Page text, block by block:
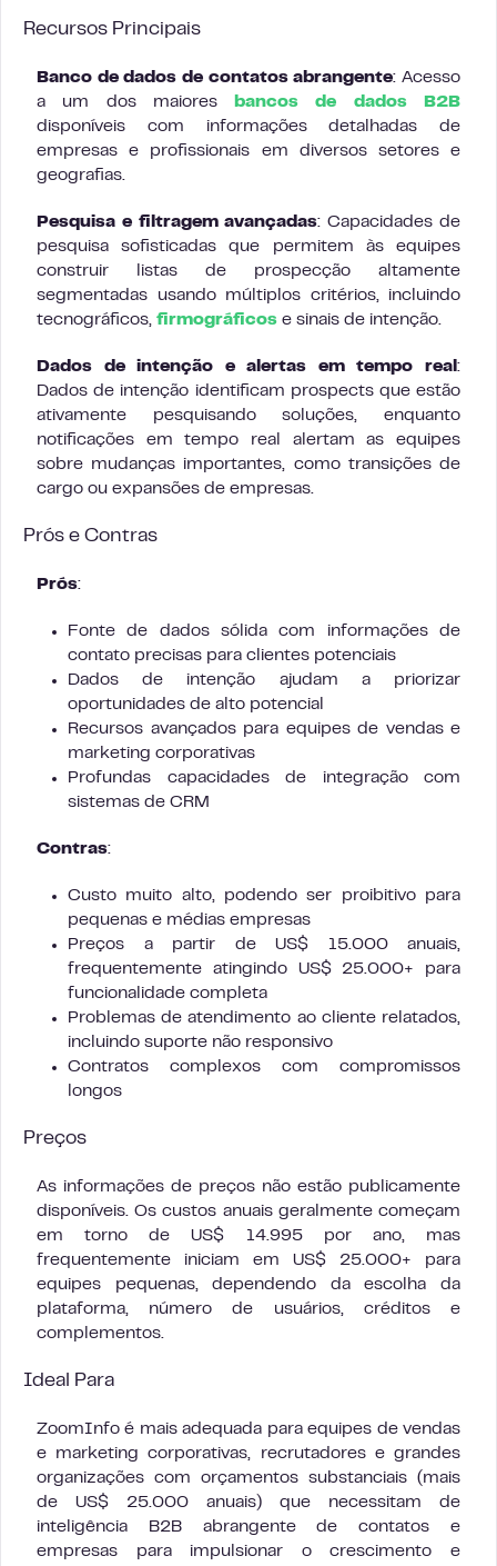
Recursos Principais
Banco de dados de contatos abrangente: Acesso
a um dos maiores
bancos de dados B2B
disponíveis com informações detalhadas de
empresas e profissionais em diversos setores e
geografias.
Pesquisa e filtragem avançadas: Capacidades de
pesquisa sofisticadas que permitem às equipes
construir listas de prospecção altamente
segmentadas usando múltiplos critérios, incluindo
tecnográficos, firmográficos e sinais de intenção.
Dados de intenção e alertas em tempo real :
Dados de intenção identificam prospects que estão
ativamente pesquisando soluções, enquanto
notificações em tempo real alertam as equipes
sobre mudanças importantes, como transições de
cargo ou expansões de empresas.
Prós e Contras
Prós:
Fonte de dados sólida com informações de
contato precisas para clientes potenciais
Dados de intenção ajudam a priorizar
oportunidades de alto potencial
Recursos avançados para equipes de vendas e
marketing corporativas
Profundas capacidades de integração com
sistemas de CRM
Contras:
Custo muito alto, podendo ser proibitivo para
pequenas e médias empresas
Preços a partir de US$ 15.000 anuais,
frequentemente atingindo US$ 25.000+ para
funcionalidade completa
Problemas de atendimento ao cliente relatados,
incluindo suporte não responsivo
Contratos complexos com compromissos
longos
Preços
As informações de preços não estão publicamente
disponíveis. Os custos anuais geralmente começam
em torno de US$ 14.995 por ano, mas
frequentemente iniciam em US$ 25.000+ para
equipes pequenas, dependendo da escolha da
plataforma, número de usuários, créditos e
complementos.
Ideal Para
ZoomInfo é mais adequada para equipes de vendas
e marketing corporativas, recrutadores e grandes
organizações com orçamentos substanciais (mais
de US$ 25.000 anuais) que necessitam de
inteligência B2B abrangente de contatos e
empresas para impulsionar o crescimento e